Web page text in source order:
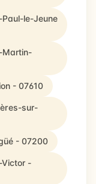
le-Jeune
Martin-
- 07610
sur-
- 07200
Victor -